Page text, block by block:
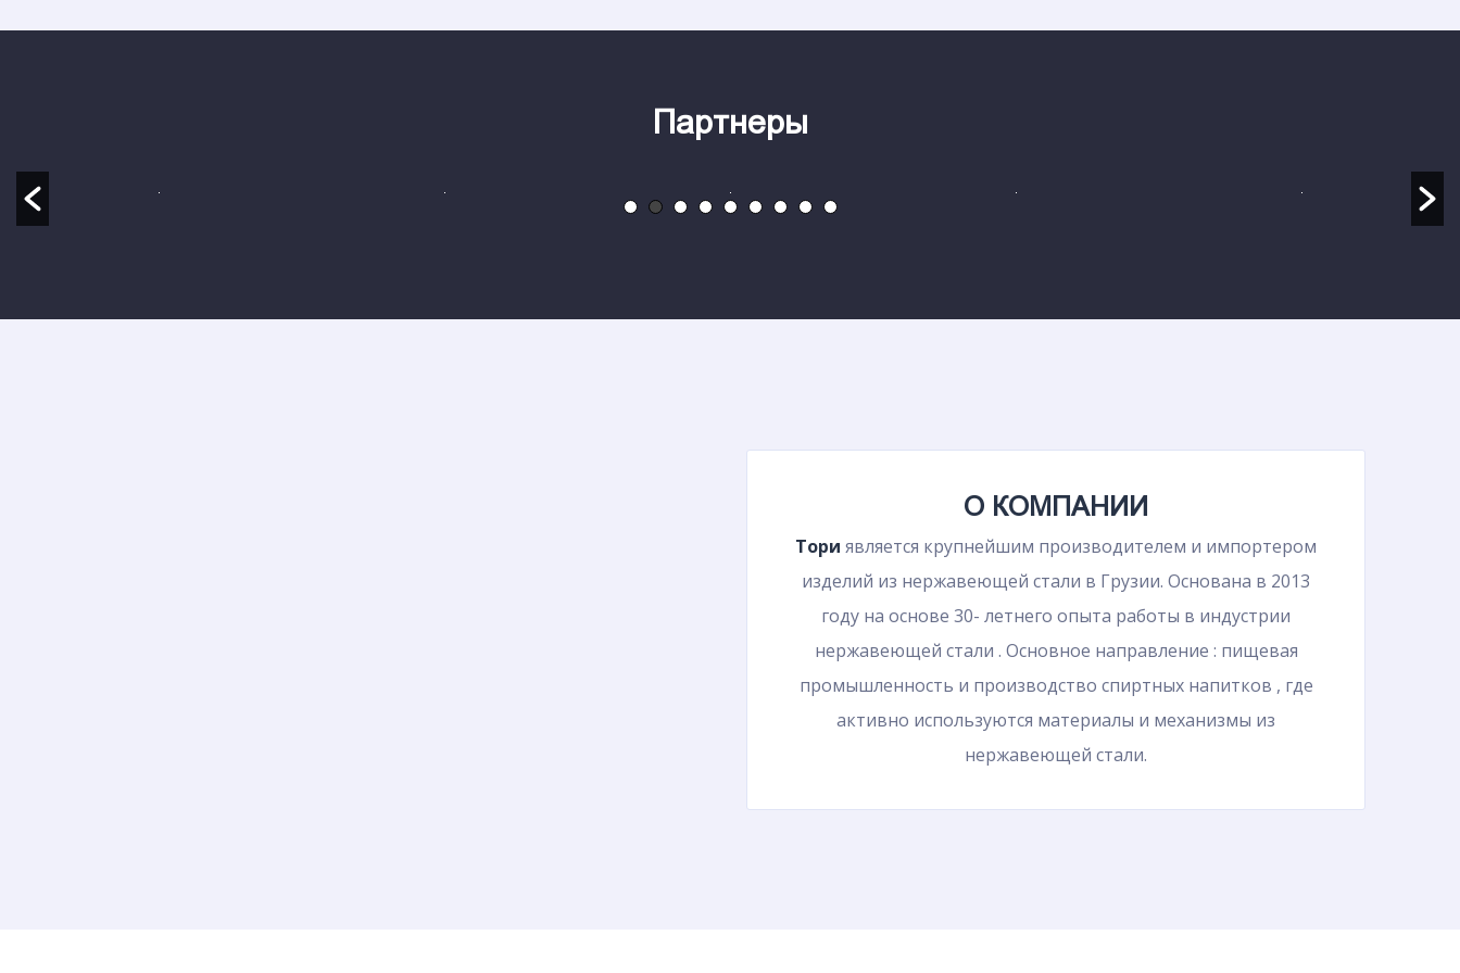
Партнеры
О КОМПАНИИ
Тори является крупнейшим производителем и импортером
изделий из нержавеющей стали в Грузии. Основана в 2013
году на основе 30- летнего опыта работы в индустрии
нержавеющей стали . Основное направление : пищевая
промышленность и производство спиртных напитков , где
активно используются материалы и механизмы из
нержавеющей стали.